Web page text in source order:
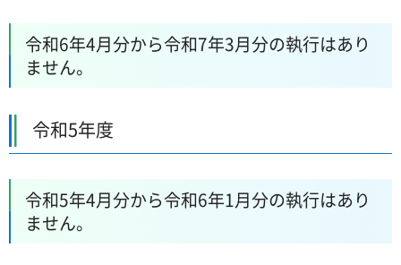
令和6年4月分から令和7年3月分の執行はあり
ません。
令和5年度
令和5年4月分から令和6年1月分の執行はあり
ません。